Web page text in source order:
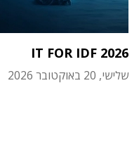
IT FOR IDF 2026
שלישי, 20 באוקטובר 2026